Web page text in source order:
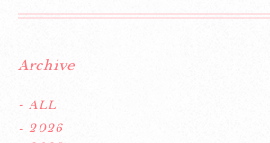
Archive
- ALL
- 2026